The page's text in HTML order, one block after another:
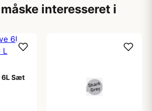
interesseret i
6L Sæt